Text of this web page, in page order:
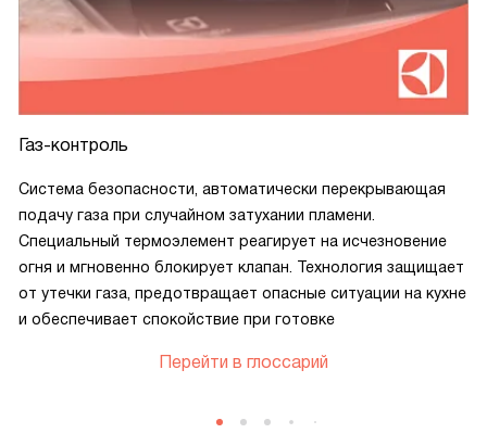
Газ-контроль
Система безопасности, автоматически перекрывающая
подачу газа при случайном затухании пламени.
Специальный термоэлемент реагирует на исчезновение
огня и мгновенно блокирует клапан. Технология защищает
от утечки газа, предотвращает опасные ситуации на кухне
и обеспечивает спокойствие при готовке
Перейти в глоссарий